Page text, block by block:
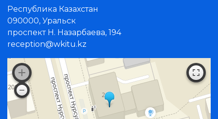
Республика Казахстан
090000, Уральск
проспект Н. Назарбаева, 194
reception@wkitu.kz